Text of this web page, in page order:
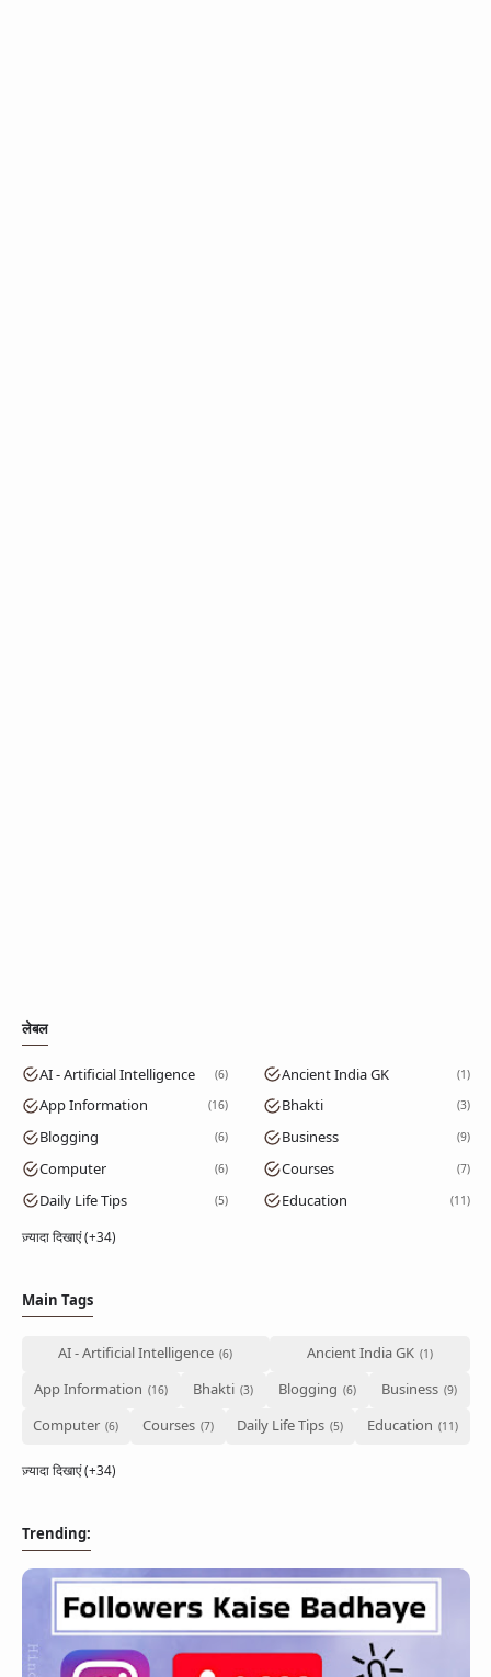
लेबल
AI - Artificial Intelligence 6 Ancient India GK 1
App Information 16 Bhakti 3
Blogging 6 Business 9
Computer 6 Courses 7
Daily Life Tips 5 Education 11
ज़्यादा दिखाएं (+34)
Main Tags
AI - Artificial Intelligence
Ancient India GK
App Information
Bhakti Blogging
Business
Computer
Courses Daily Life Tips Education
ज़्यादा दिखाएं (+34)
Trending: